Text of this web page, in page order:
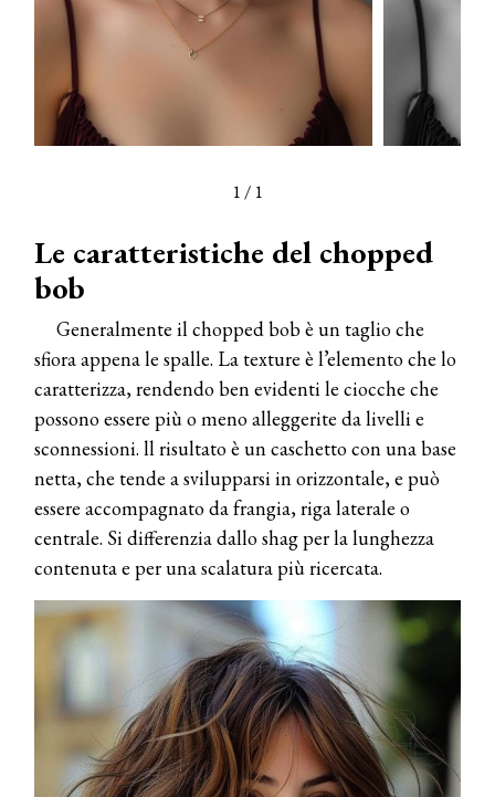
1 / 1
Le caratteristiche del chopped
bob
Generalmente il chopped bob è un taglio che
sfiora appena le spalle. La texture è l’elemento che lo
caratterizza, rendendo ben evidenti le ciocche che
possono essere più o meno alleggerite da livelli e
sconnessioni. ll risultato è un caschetto con una base
netta, che tende a svilupparsi in orizzontale, e può
essere accompagnato da frangia, riga laterale o
centrale. Si differenzia dallo shag per la lunghezza
contenuta e per una scalatura più ricercata.